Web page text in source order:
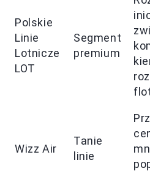
Polskie
Linie
Lotnicze
LOT
Segment
premium
Wizz Air
Tanie
linie